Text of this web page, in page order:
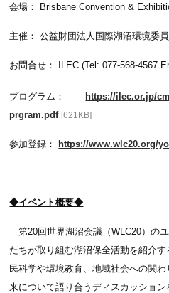
会場： Brisbane Convention &
主催： 公益財団法人国際湖沼環境委員
お問合せ： ILEC (Tel: 077-568-4567
プログラム：
https://ilec.or.jp/
prgram.pdf [621KB]
参加登録： https://www.wlc20.org/
◆イベント概要◆
第20回世界湖沼会議（WLC20）の
たちが取り組む湖沼保全活動を紹介
民科学や環境教育、地域社会への関
来について語り合うディスカッショ